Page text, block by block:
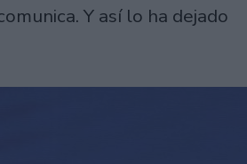
Y así lo ha dejado